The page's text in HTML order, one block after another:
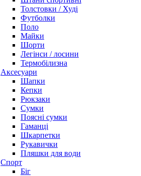
Толстовки / Худі
Футболки
Поло
Майки
Шорти
Легінси / лосини
Термобілизна
Аксесуари
Шапки
Кепки
Рюкзаки
Сумки
Поясні сумки
Гаманці
Шкарпетки
Рукавички
Пляшки для води
Спорт
Біг